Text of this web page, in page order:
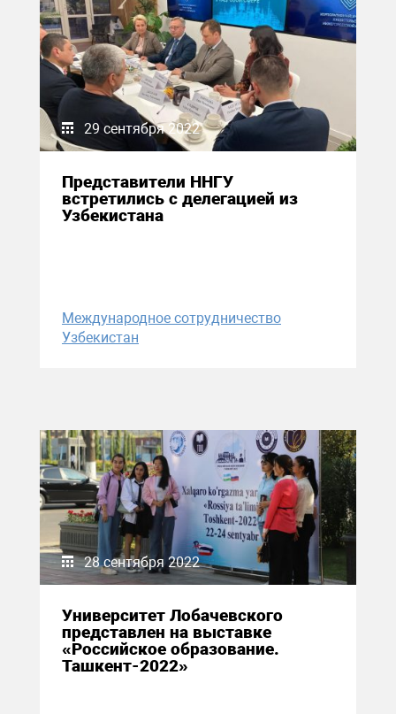
29 сентября 2022
Представители ННГУ
встретились с делегацией из
Узбекистана
Международное сотрудничество
Узбекистан
28 сентября 2022
Университет Лобачевского
представлен на выставке
«Российское образование.
Ташкент-2022»